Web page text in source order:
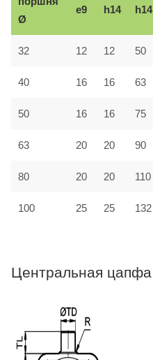
Ø
e9 h14 h14
32 12 12 50
40 16 16 63
50 16 16 75
63 20 20 90
80 20 20 110
100 25 25 132
Центральная цапфа